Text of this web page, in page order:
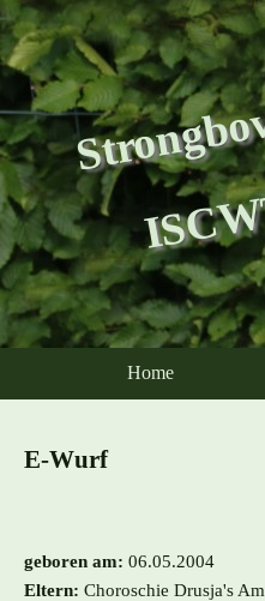
Home
E-Wurf
geboren am:06.05.2004
Eltern:Choroschie Drusja's